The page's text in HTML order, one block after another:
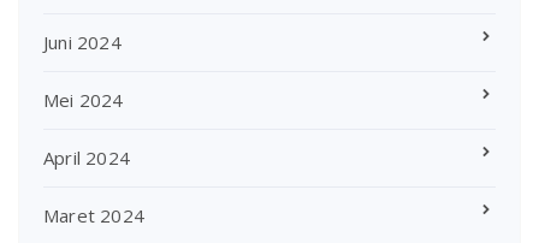
Juni 2024
Mei 2024
April 2024
Maret 2024